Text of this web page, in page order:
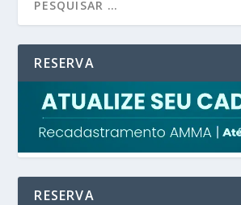
RESERVA
RESERVA